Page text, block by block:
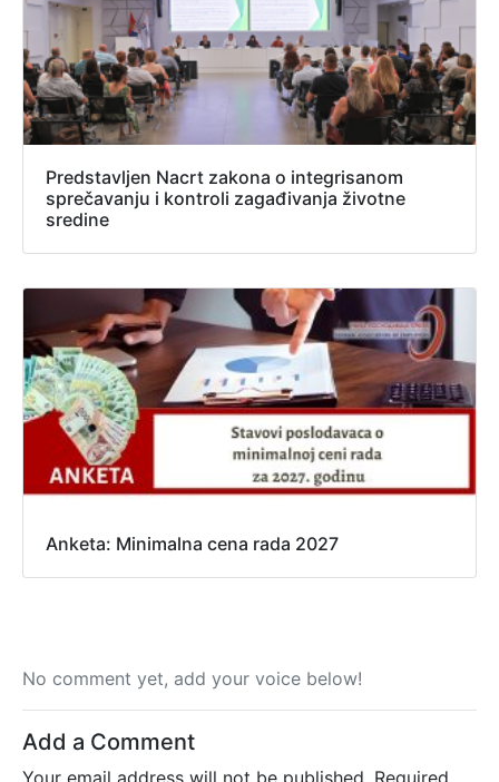
Predstavljen Nacrt zakona o integrisanom
sprečavanju i kontroli zagađivanja životne
sredine
Anketa: Minimalna cena rada 2027
No comment yet, add your voice below!
Add a Comment
Your email address will not be published. Required